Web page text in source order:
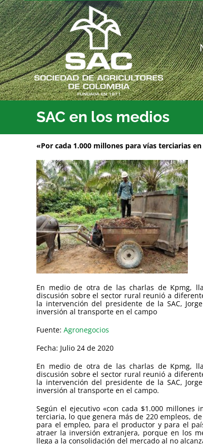
Saltar
al
contenido
SAC en los medios
«Por cada 1.000 millones para vías terciarias
En medio de otra de las charlas de Kpmg,
discusión sobre el sector rural reunió a
la intervención del presidente de la SAC,
inversión al transporte en el campo
Fuente: Agronegocios
Fecha: Julio 24 de 2020
En medio de otra de las charlas de Kpmg,
discusión sobre el sector rural reunió a
la intervención del presidente de la SAC,
inversión al transporte en el campo.
Según el ejecutivo «con cada $1.000
terciaria, lo que genera más de 220 empleos,
para el empleo, para el productor y para el
atraer la inversión extranjera, porque en los
llega a la consolidación del mercado al no